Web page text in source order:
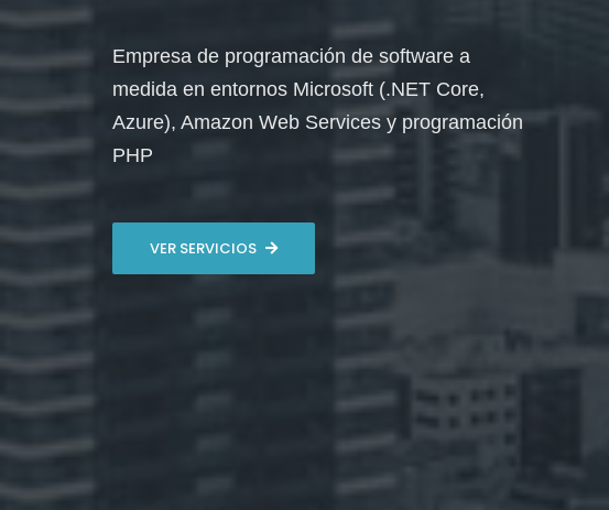
Empresa de programación de software a
medida en entornos Microsoft (.NET Core,
Azure), Amazon Web Services y programación
PHP
VER SERVICIOS